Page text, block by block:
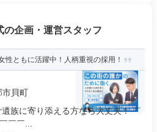
企画・運営スタッフ
性ともに活躍中！人柄重視の採用！
市貝町
族に寄り添える方なら大丈夫！ ￣
￣￣...